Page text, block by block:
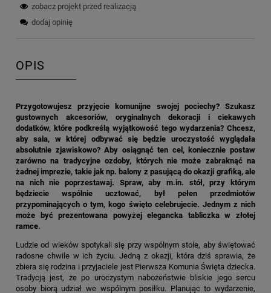
zobacz projekt przed realizacją
dodaj opinię
OPIS
Przygotowujesz przyjęcie komunijne swojej pociechy? Szukasz
gustownych akcesoriów, oryginalnych dekoracji i ciekawych
dodatków, które podkreślą wyjątkowość tego wydarzenia? Chcesz,
aby sala, w której odbywać się będzie uroczystość wyglądała
absolutnie zjawiskowo? Aby osiągnąć ten cel, koniecznie postaw
zarówno na tradycyjne ozdoby, których nie może zabraknąć na
żadnej imprezie, takie jak np. balony z pasującą do okazji grafiką, ale
na nich nie poprzestawaj. Spraw, aby m.in. stół, przy którym
będziecie wspólnie ucztować, był pełen przedmiotów
przypominających o tym, kogo święto celebrujecie. Jednym z nich
może być prezentowana powyżej elegancka tabliczka w złotej
ramce.
Ludzie od wieków spotykali się przy wspólnym stole, aby świętować
radosne chwile w ich życiu. Jedną z okazji, która dziś sprawia, że
zbiera się rodzina i przyjaciele jest Pierwsza Komunia Święta dziecka.
Tradycją jest, że po uroczystym nabożeństwie bliskie jego sercu
osoby biorą udział we wspólnym posiłku. Planując to wydarzenie,